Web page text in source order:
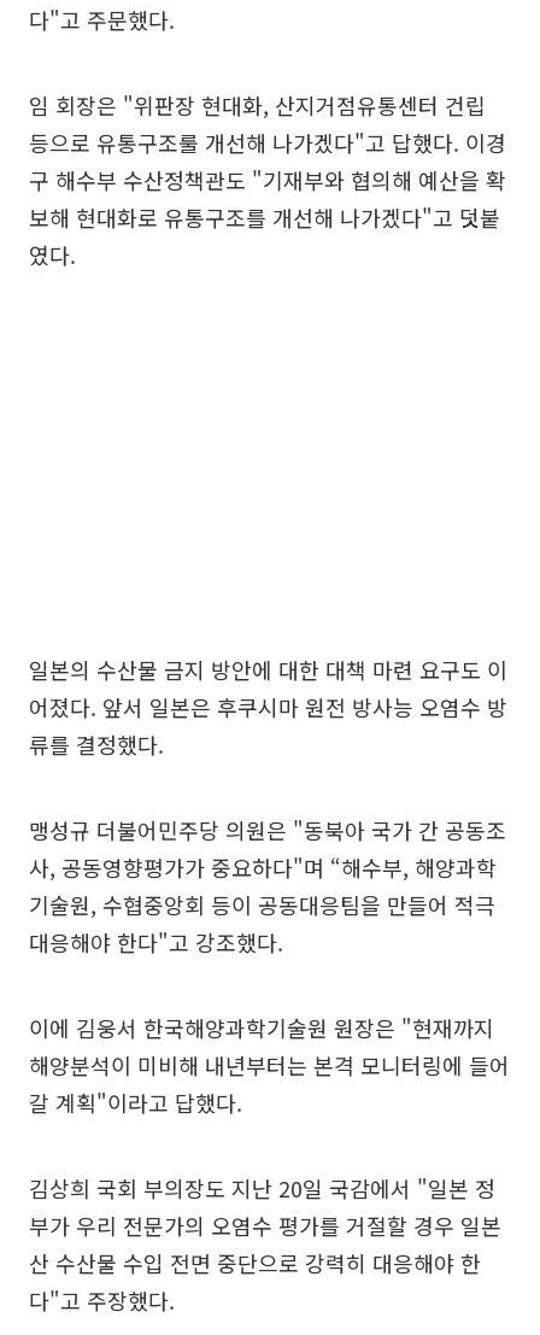
다"고 주문했다.
임 회장은 "위판장 현대화, 산지거점유통센터 건립
등으로 유통구조룰 개선해 나가겠다"고 답했다. 이경
구 해수부 수산정책관도 "기재부와 협의해 예산을 확
보해 현대화로 유통구조를 개선해 나가겠다"고 덧붙
였다.
일본의 수산물 금지 방안에 대한 대책 마련 요구도 이
어졌다. 앞서 일본은 후쿠시마 원전 방사능 오염수 방
류를 결정했다.
맹성규 더불어민주당 의원은 "동북아 국가 간 공동조
사, 공동영향평가가 중요하다"며 “해수부, 해양과학
기술원, 수협중앙회 등이 공동대응팀을 만들어 적극
대응해야 한다"고 강조했다.
이에 김웅서 한국해양과학기술원 원장은 "현재까지
해양분석이 미비해 내년부터는 본격 모니터링에 들어
갈 계획"이라고 답했다.
김상희 국회 부의장도 지난 20일 국감에서 "일본 정
부가 우리 전문가의 오염수 평가를 거절할 경우 일본
산 수산물 수입 전면 중단으로 강력히 대응해야 한
다"고 주장했다.